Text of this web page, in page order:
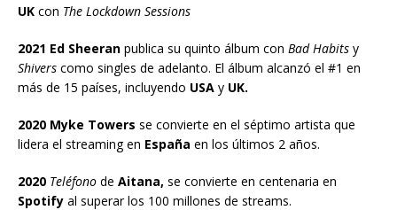
UK con The Lockdown Sessions
2021 Ed Sheeran publica su quinto álbum con Bad Habits y
Shivers como singles de adelanto. El álbum alcanzó el #1 en
más de 15 países, incluyendo USA y UK.
2020 Myke Towers se convierte en el séptimo artista que
lidera el streaming en España en los últimos 2 años.
2020 Teléfono de Aitana, se convierte en centenaria en
Spotify al superar los 100 millones de streams.